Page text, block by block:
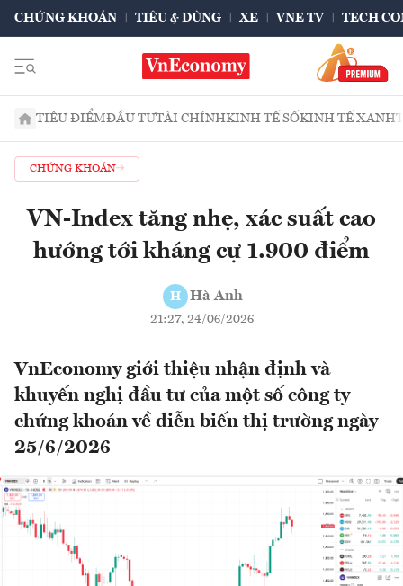
CHỨNG KHOÁN TIÊU & DÙNG XE VNE TV TECH
TIÊU ĐIỂMĐẦU TƯTÀI CHÍNHKINH TẾ SỐKINH TẾ XANH
CHỨNG KHOÁN
VN-Index tăng nhẹ, xác suất cao
hướng tới kháng cự 1.900 điểm
H Hà Anh
21:27, 24/06/2026
VnEconomy giới thiệu nhận định và
khuyến nghị đầu tư của một số công ty
chứng khoán về diễn biến thị trường ngày
25/6/2026